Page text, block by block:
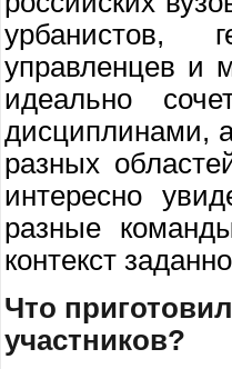
урбанистов,
управленцев и
идеально
дисциплинами,
разных
интересно
разные
контекст
Что
участников?